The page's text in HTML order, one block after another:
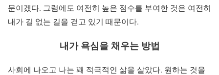
문이겠다. 그럼에도 여전히 높은 점수를 부여한 것은 여전히
내가 길 없는 길을 걷고 있기 때문이다.
내가 욕심을 채우는 방법
사회에 나오고 나는 꽤 적극적인 삶을 살았다. 원하는 것을